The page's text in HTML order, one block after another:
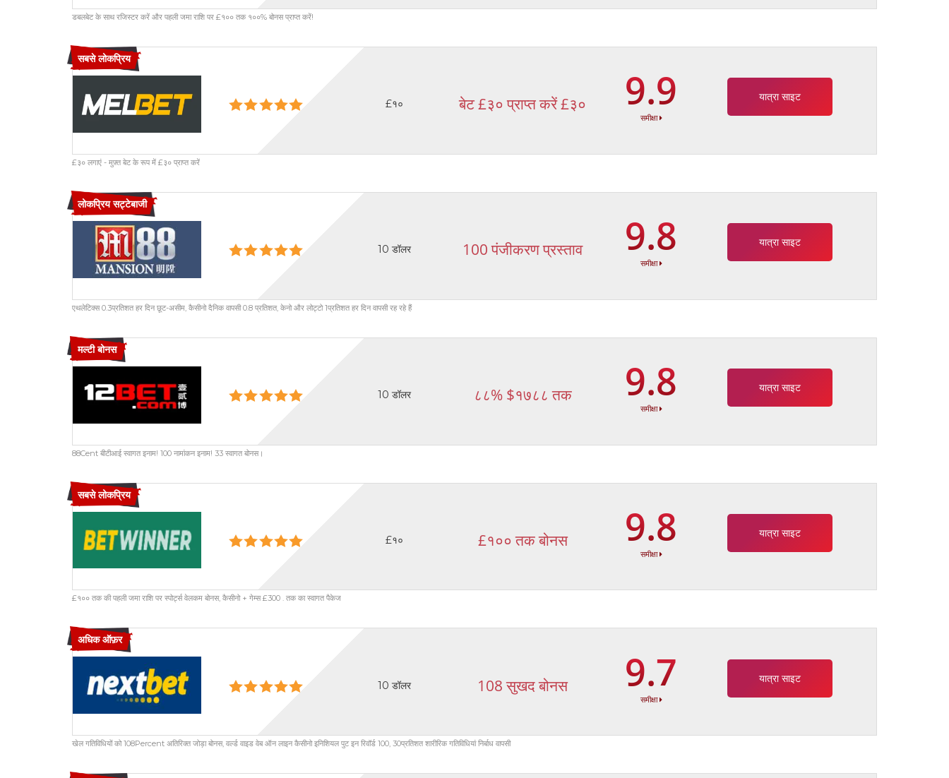
डबलबेट के साथ रजिस्टर करें और पहली जमा राशि पर £१०० तक १००% बोनस प्राप्त करें!
सबसे लोकप्रिय
£१० बेट £३० प्राप्त करें £३० 9.9
समीक्षा
यात्रा साइट
£३० लगाएं - मुफ़्त बेट के रूप में £३० प्राप्त करें
लोकप्रिय सट्टेबाजी
10 डॉलर 100 पंजीकरण प्रस्ताव 9.8
समीक्षा
यात्रा साइट
एथलेटिक्स 0.3प्रतिशत हर दिन छूट-असीम, कैसीनो दैनिक वापसी 0.8 प्रतिशत, केनो और लोट्टो 1प्रतिशत हर दिन वापसी रह रहे हैं
मल्टी बोनस
10 डॉलर ८८% $१७८८ तक 9.8
समीक्षा
यात्रा साइट
88Cent बीटीआई स्वागत इनाम! 100 नामांकन इनाम! 33 स्वागत बोनस।
सबसे लोकप्रिय
£१० £१०० तक बोनस 9.8
समीक्षा
यात्रा साइट
£१०० तक की पहली जमा राशि पर स्पोर्ट्स वेलकम बोनस, कैसीनो + गेम्स £300 . तक का स्वागत पैकेज
अधिक ऑफ़र
10 डॉलर 108 सुखद बोनस 9.7
समीक्षा
यात्रा साइट
खेल गतिविधियों को 108Percent अतिरिक्त जोड़ा बोनस, वर्ल्ड वाइड वेब ऑन लाइन कैसीनो इनिशियल पुट इन रिवॉर्ड 100, 30प्रतिशत शारीरिक गतिविधियां निर्बाध वापसी